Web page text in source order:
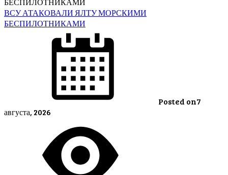
ВСУ АТАКОВАЛИ ЯЛТУ МОРСКИМИ
БЕСПИЛОТНИКАМИ
Posted on7
августа, 2026